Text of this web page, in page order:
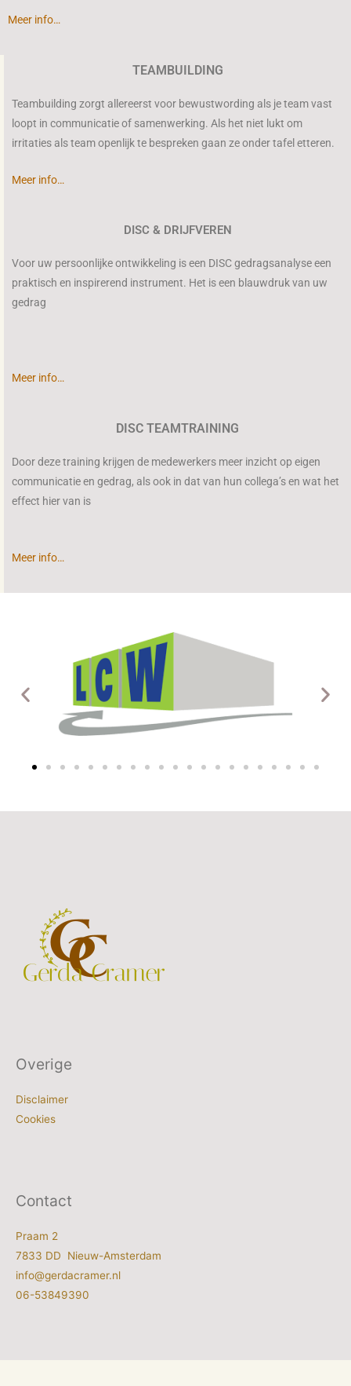
Meer info…
TEAMBUILDING
Teambuilding zorgt allereerst voor bewustwording als je team vast
loopt in communicatie of samenwerking. Als het niet lukt om
irritaties als team openlijk te bespreken gaan ze onder tafel etteren.
Meer info…
DISC & DRIJFVEREN
Voor uw persoonlijke ontwikkeling is een DISC gedragsanalyse een
praktisch en inspirerend instrument. Het is een blauwdruk van uw
gedrag
Meer info…
DISC TEAMTRAINING
Door deze training krijgen de medewerkers meer inzicht op eigen
communicatie en gedrag, als ook in dat van hun collega’s en wat het
effect hier van is
Meer info…
Overige
Disclaimer
Cookies
Contact
Praam 2
7833 DD Nieuw-Amsterdam
info@gerdacramer.nl
06-53849390